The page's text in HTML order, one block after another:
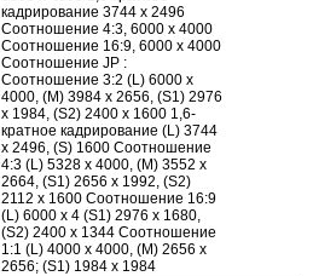
кадрирование 3744 x 2496
Соотношение 4:3, 6000 x 4000
Соотношение 16:9, 6000 x 4000
Соотношение JP :
Соотношение 3:2 (L) 6000 x
4000, (M) 3984 x 2656, (S1) 2976
x 1984, (S2) 2400 x 1600 1,6-
кратное кадрирование (L) 3744
x 2496, (S) 1600 Соотношение
4:3 (L) 5328 x 4000, (M) 3552 x
2664, (S1) 2656 x 1992, (S2)
2112 x 1600 Соотношение 16:9
(L) 6000 x 4 (S1) 2976 x 1680,
(S2) 2400 x 1344 Соотношение
1:1 (L) 4000 x 4000, (M) 2656 x
2656; (S1) 1984 x 1984